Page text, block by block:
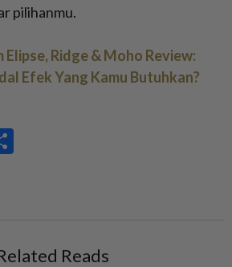
pilihanmu.
Elipse, Ridge & Moho Review:
Efek Yang Kamu Butuhkan?
Reads